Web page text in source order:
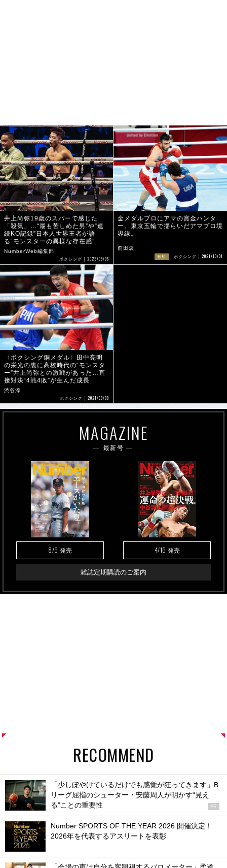
井上尚弥19歳のスパーで感じた
「殺気」…“最も苦しめた男”や“連
続KO記録”日本人世界王者が語
る“モンスターの異様な存在感”
NumberWeb編集部
ボクシング 2023/08/06
金メダルプロにアマの賞金ハンタ
ー。東京五輪で揺らいだアマプロ境
界線。
前田衷
有料 ボクシング 2021/10/01
〈ボクシング銅メダル〉田中亮明
の栄光の裏に高校時代の“モンスタ
ー”井上尚弥との激戦があった…直
接対決“4戦4敗”が生んだ成長
渋谷淳
ボクシング 2021/08/08
MAGAZINE
最新号
8/6 発売 4/16 発売
雑誌定期購読のご案内
RECOMMEND
「少しぼやけているだけでも感覚が狂ってきます」B
リーグ屈指のシューター・安藤周人が明かす“見え
る”ことの重要性
PR
Number SPORTS OF THE YEAR 2026 開催決定！
2026年を代表するアスリートを表彰